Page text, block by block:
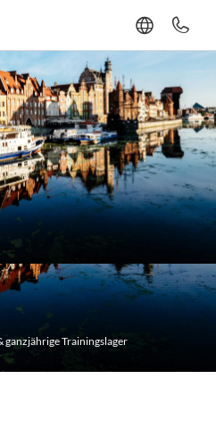
ganzjährige Trainingslager